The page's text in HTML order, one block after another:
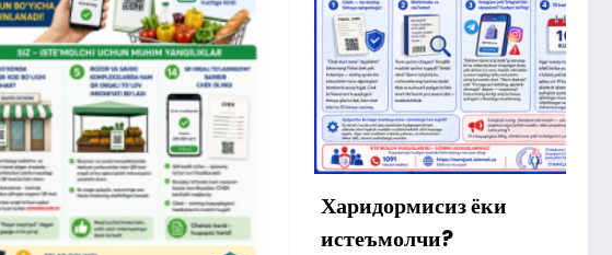
Харидормисиз ёки
истеъмолчи?